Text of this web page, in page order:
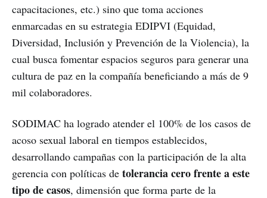
capacitaciones, etc.) sino que toma acciones
enmarcadas en su estrategia EDIPVI (Equidad,
Diversidad, Inclusión y Prevención de la Violencia), la
cual busca fomentar espacios seguros para generar una
cultura de paz en la compañía beneficiando a más de 9
mil colaboradores.
SODIMAC ha logrado atender el 100% de los casos de
acoso sexual laboral en tiempos establecidos,
desarrollando campañas con la participación de la alta
gerencia con políticas de tolerancia cero frente a este
tipo de casos, dimensión que forma parte de la